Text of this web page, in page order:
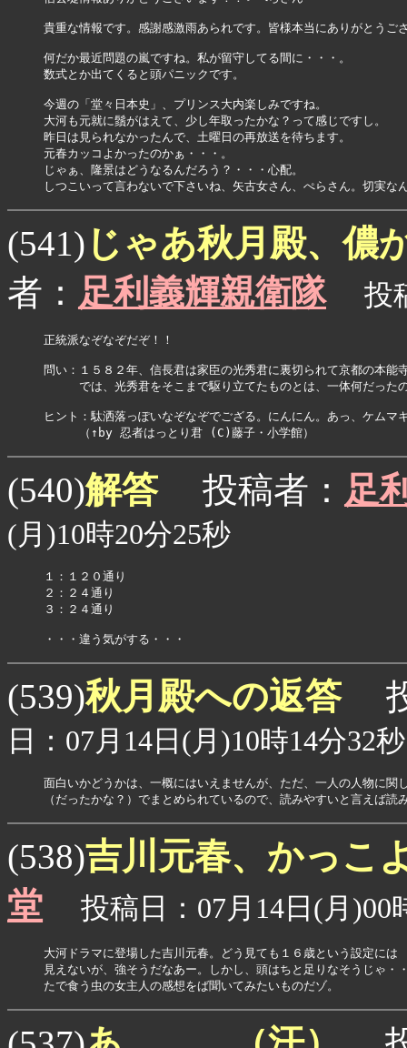
貴重な情報です。感謝感激雨あられです。皆様本当にありがとうご
何だか最近問題の嵐ですね。私が留守してる間に・・・。
数式とか出てくると頭パニックです。
今週の「堂々日本史」、プリンス大内楽しみですね。
大河も元就に鬚がはえて、少し年取ったかな？って感じですし。
昨日は見られなかったんで、土曜日の再放送を待ちます。
元春カッコよかったのかぁ・・・。
じゃぁ、隆景はどうなるんだろう？・・・心配。
しつこいって言わないで下さいね、矢古女さん、ぺらさん。切実な
(541) じゃあ秋月殿、儂
者： 足利義輝親衛隊 投
正統派なぞなぞだぞ！！
問い：１５８２年、信長君は家臣の光秀君に裏切られて京都の本能
では、光秀君をそこまで駆り立てたものとは、一体何だった
ヒント：駄洒落っぽいなぞなぞでござる。にんにん。あっ、ケムマ
（↑by 忍者はっとり君 (C)藤子・小学館）
(540)解答 投稿者： 足
(月)10時20分25秒
１：１２０通り
２：２４通り
３：２４通り
・・・違う気がする・・・
(539)秋月殿への返答
日：07月14日(月)10時14分32秒
面白いかどうかは、一概にはいえませんが、ただ、一人の人物に関
（だったかな？）でまとめられているので、読みやすいと言えば読
(538)吉川元春、かっこ
堂 投稿日：07月14日(月)00
大河ドラマに登場した吉川元春。どう見ても１６歳という設定には
見えないが、強そうだなあー。しかし、頭はちと足りなそうじゃ・
たで食う虫の女主人の感想をば聞いてみたいものだゾ。